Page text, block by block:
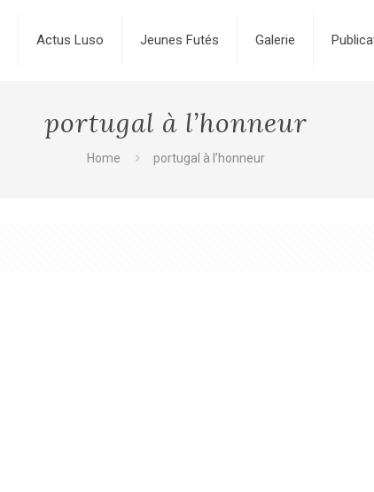
Actus Luso Jeunes Futés Galerie
portugal à l’honneur
Home portugal à l’honneur